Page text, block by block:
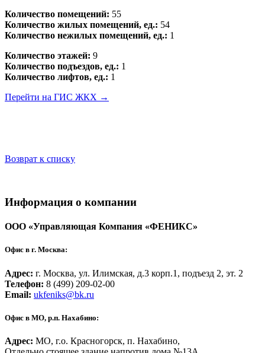
Количество помещений: 55
Количество жилых помещений, ед.: 54
Количество нежилых помещений, ед.: 1
Количество этажей: 9
Количество подъездов, ед.: 1
Количество лифтов, ед.: 1
Перейти на ГИС ЖКХ →
Возврат к списку
Информация о компании
ООО «Управляющая Компания «ФЕНИКС»
Офис в г. Москва:
Адрес: г. Москва, ул. Илимская, д.3 корп.1, подъезд 2, эт. 2
Телефон: 8 (499) 209-02-00
Email: ukfeniks@bk.ru
Офис в МО, р.п. Нахабино:
Адрес: МО, г.о. Красногорск, п. Нахабино,